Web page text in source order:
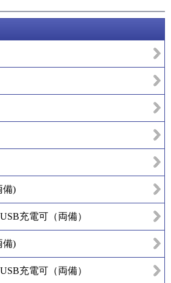
備)
充電可（両備）
備)
充電可（両備）